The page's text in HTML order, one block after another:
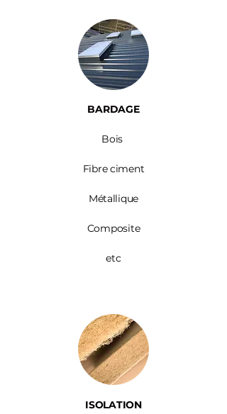
BARDAGE​
Bois ​
Fibre ciment
Métallique
Composite
etc
ISOLATION